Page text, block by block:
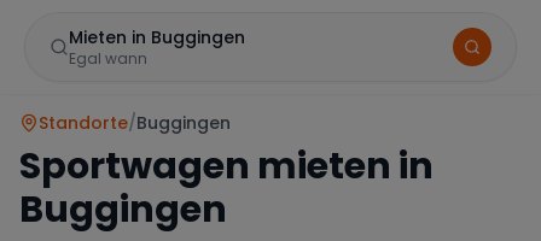
Mieten in Buggingen
Egal wann
Standorte/Buggingen
Sportwagen mieten in
Buggingen